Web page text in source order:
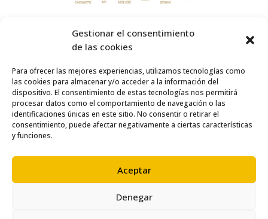
Gestionar el consentimiento
de las cookies
Para ofrecer las mejores experiencias, utilizamos tecnologías como
las cookies para almacenar y/o acceder a la información del
dispositivo. El consentimiento de estas tecnologías nos permitirá
procesar datos como el comportamiento de navegación o las
identificaciones únicas en este sitio. No consentir o retirar el
consentimiento, puede afectar negativamente a ciertas características
y funciones.
Aceptar
Denegar